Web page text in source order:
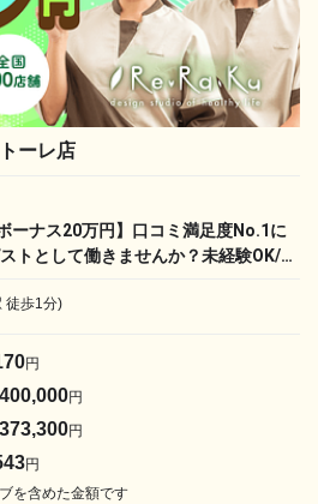
ーレ店
ーナス20万円】口コミ満足度No.1に
トとして働きませんか？未経験OK/経
徒歩1分)
円
400,000円
373,300円
円
を含めた金額です